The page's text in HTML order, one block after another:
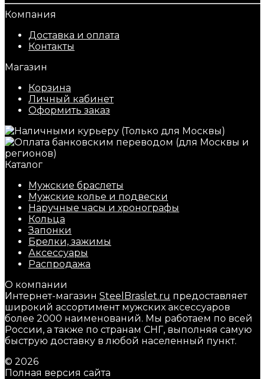
Компания
Доставка и оплата
Контакты
Магазин
Корзина
Личный кабинет
Оформить заказ
Каталог
Мужские браслеты
Мужские колье и подвески
Наручные часы и хронографы
Кольца
Запонки
Брелки, зажимы
Аксессуары
Распродажа
О компании
Интернет-магазин SteelBraslet.ru предоставляет
широкий ассортимент мужских аксессуаров
более 2000 наименований. Мы работаем по всей
России, а также по странам СНГ, выполняя самую
быструю доставку в любой населенный пункт.
© 2026
Полная версия сайта